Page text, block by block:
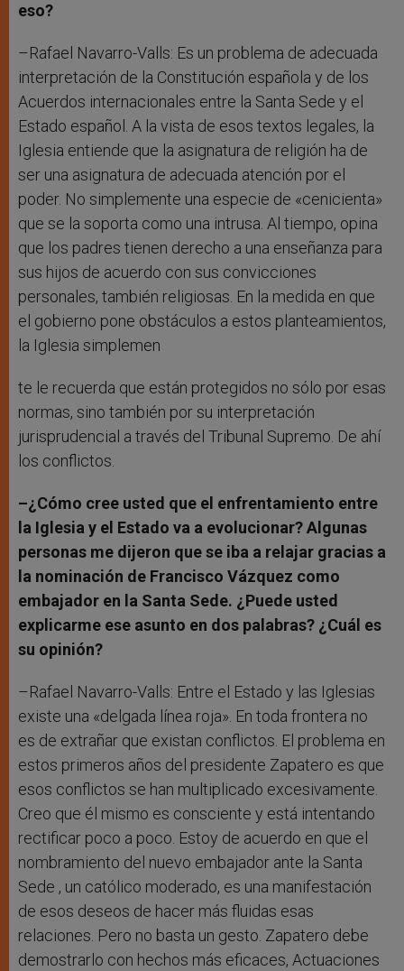
eso?
–Rafael Navarro-Valls: Es un problema de adecuada
interpretación de la Constitución española y de los
Acuerdos internacionales entre la Santa Sede y el
Estado español. A la vista de esos textos legales, la
Iglesia entiende que la asignatura de religión ha de
ser una asignatura de adecuada atención por el
poder. No simplemente una especie de «cenicienta»
que se la soporta como una intrusa. Al tiempo, opina
que los padres tienen derecho a una enseñanza para
sus hijos de acuerdo con sus convicciones
personales, también religiosas. En la medida en que
el gobierno pone obstáculos a estos planteamientos,
la Iglesia simplemen
te le recuerda que están protegidos no sólo por esas
normas, sino también por su interpretación
jurisprudencial a través del Tribunal Supremo. De ahí
los conflictos.
–¿Cómo cree usted que el enfrentamiento entre
la Iglesia y el Estado va a evolucionar? Algunas
personas me dijeron que se iba a relajar gracias a
la nominación de Francisco Vázquez como
embajador en la Santa Sede. ¿Puede usted
explicarme ese asunto en dos palabras? ¿Cuál es
su opinión?
–Rafael Navarro-Valls: Entre el Estado y las Iglesias
existe una «delgada línea roja». En toda frontera no
es de extrañar que existan conflictos. El problema en
estos primeros años del presidente Zapatero es que
esos conflictos se han multiplicado excesivamente.
Creo que él mismo es consciente y está intentando
rectificar poco a poco. Estoy de acuerdo en que el
nombramiento del nuevo embajador ante la Santa
Sede , un católico moderado, es una manifestación
de esos deseos de hacer más fluidas esas
relaciones. Pero no basta un gesto. Zapatero debe
demostrarlo con hechos más eficaces, Actuaciones